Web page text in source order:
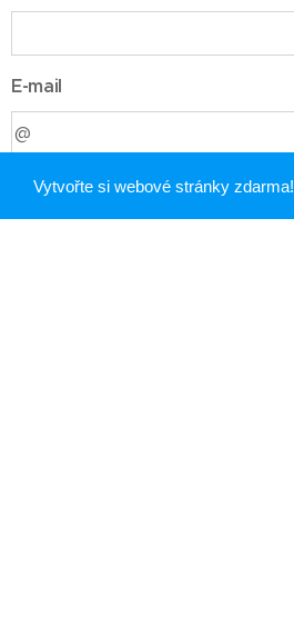
E-mail
Zvolená služba
Vytvořte si webové stránky zdarma!